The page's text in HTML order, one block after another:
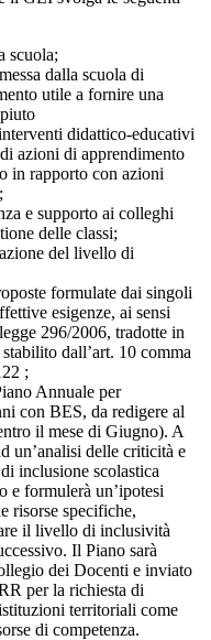
scuola;
dalla scuola di
utile a fornire una
didattico-educativi
azioni di apprendimento
in rapporto con azioni
e supporto ai colleghi
delle classi;
del livello di
formulate dai singoli
esigenze, ai sensi
296/2006, tradotte in
dall’art. 10 comma
;
Annuale per
con BES, da redigere al
il mese di Giugno). A
un’analisi delle criticità e
inclusione scolastica
e formulerà un’ipotesi
risorse specifiche,
il livello di inclusività
Il Piano sarà
dei Docenti e inviato
per la richiesta di
territoriali come
di competenza.